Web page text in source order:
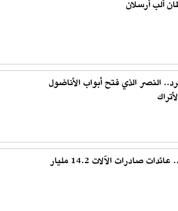
ألب أرسلان
النصر الذي فتح أبواب الأناضول
تركيا.. عائدات صادرات الآلات 14.2 مليار